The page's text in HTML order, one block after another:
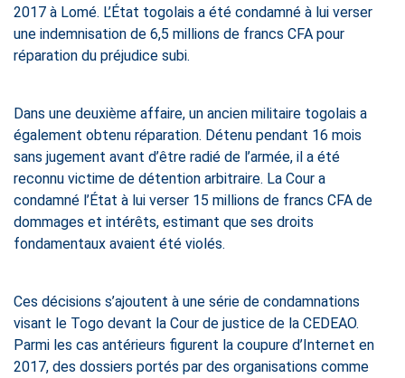
2017 à Lomé. L’État togolais a été condamné à lui verser
une indemnisation de 6,5 millions de francs CFA pour
réparation du préjudice subi.
Dans une deuxième affaire, un ancien militaire togolais a
également obtenu réparation. Détenu pendant 16 mois
sans jugement avant d’être radié de l’armée, il a été
reconnu victime de détention arbitraire. La Cour a
condamné l’État à lui verser 15 millions de francs CFA de
dommages et intérêts, estimant que ses droits
fondamentaux avaient été violés.
Ces décisions s’ajoutent à une série de condamnations
visant le Togo devant la Cour de justice de la CEDEAO.
Parmi les cas antérieurs figurent la coupure d’Internet en
2017, des dossiers portés par des organisations comme